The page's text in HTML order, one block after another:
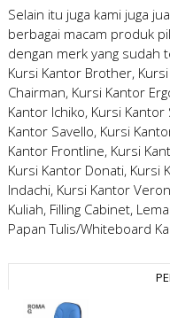
Selain itu juga kami juga
berbagai macam produk
dengan merk yang sudah
Kursi Kantor Brother,
Chairman, Kursi Kantor
Kantor Ichiko, Kursi
Kantor Savello, Kursi
Kantor Frontline, Kursi
Kursi Kantor Donati, Kursi
Indachi, Kursi Kantor
Kuliah, Filling Cabinet,
Papan Tulis/Whiteboard